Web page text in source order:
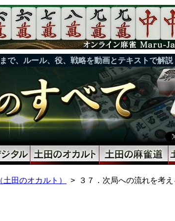
で、ルール、役、戦略を動画とテキストで解説
田のオカルト） ３７．次局への流れを考